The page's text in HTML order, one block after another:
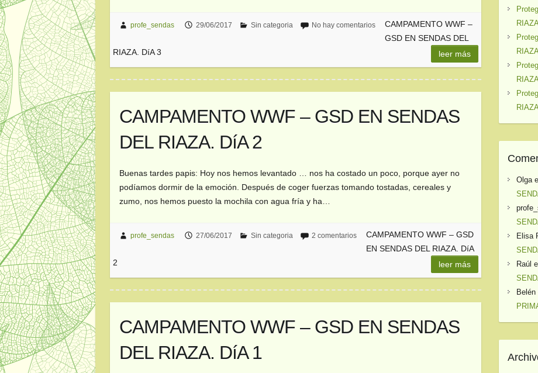
profe_sendas 29/06/2017 Sin categoria No hay comentarios
CAMPAMENTO WWF –
GSD EN SENDAS DEL
RIAZA. DíA 3
leer más
CAMPAMENTO WWF – GSD EN SENDAS
DEL RIAZA. DíA 2
Buenas tardes papis: Hoy nos hemos levantado … nos ha costado un poco, porque ayer no
podíamos dormir de la emoción. Después de coger fuerzas tomando tostadas, cereales y
zumo, nos hemos puesto la mochila con agua fría y ha…
profe_sendas 27/06/2017 Sin categoria 2 comentarios
CAMPAMENTO WWF – GSD
EN SENDAS DEL RIAZA. DíA
2
leer más
CAMPAMENTO WWF – GSD EN SENDAS
DEL RIAZA. DíA 1
Olga
Elisa
Raúl
Belén